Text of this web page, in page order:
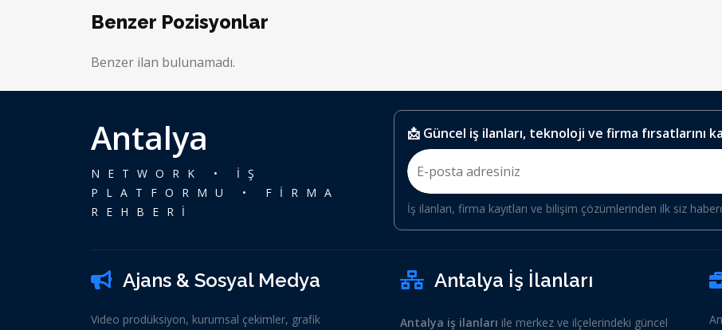
Benzer Pozisyonlar
Benzer ilan bulunamadı.
Antalya
NETWORK • İŞ
PLATFORMU • FİRMA
REHBERİ
📩 Güncel iş ilanları, teknoloji ve firma fırsatlarını
İş ilanları, firma kayıtları ve bilişim çözümlerinden ilk siz
Ajans & Sosyal Medya
Video prodüksiyon, kurumsal çekimler, grafik
Antalya İş İlanları
Antalya iş ilanları ile merkez ve ilçelerindeki güncel